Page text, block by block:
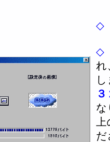
◇
◇
れ
な
上
だ